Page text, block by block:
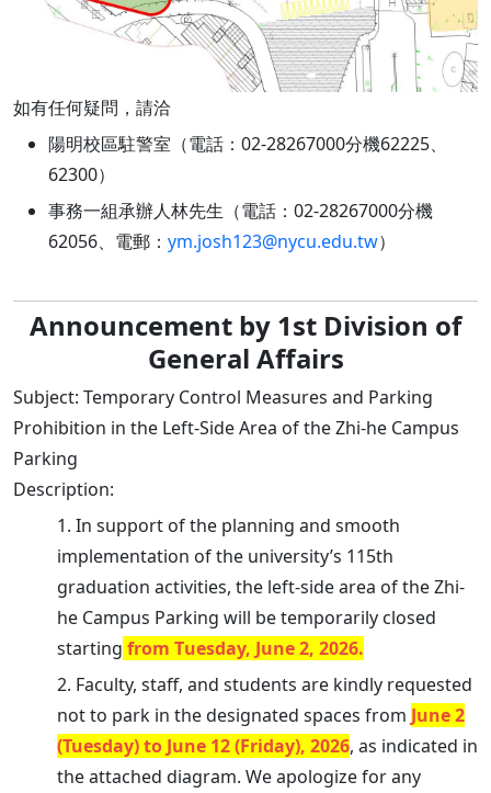
如有任何疑問，請洽
陽明校區駐警室（電話：02-28267000分機62225、
62300）
事務一組承辦人林先生（電話：02-28267000分機
62056、電郵： ym.josh123@nycu.edu.tw）
Announcement by 1st Division of
General Affairs
Subject: Temporary Control Measures and Parking
Prohibition in the Left-Side Area of the Zhi-he Campus
Parking
Description:
1. In support of the planning and smooth
implementation of the university’s 115th
graduation activities, the left-side area of the Zhi-
he Campus Parking will be temporarily closed
starting from Tuesday, June 2, 2026.
2. Faculty, staff, and students are kindly requested
not to park in the designated spaces from June 2
(Tuesday) to June 12 (Friday), 2026, as indicated in
the attached diagram. We apologize for any